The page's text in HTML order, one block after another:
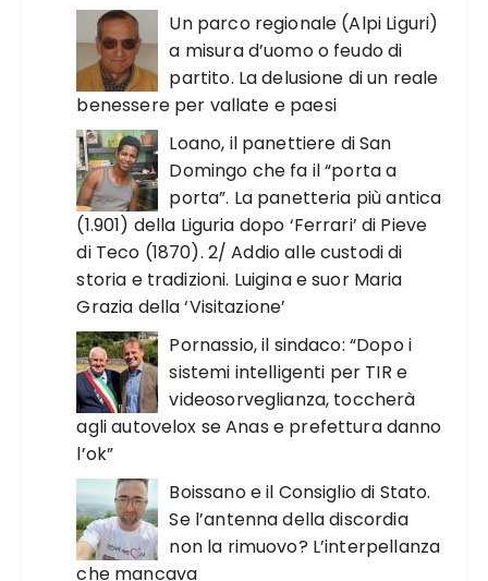
Un parco regionale (Alpi Liguri)
a misura d’uomo o feudo di
partito. La delusione di un reale
benessere per vallate e paesi
Loano, il panettiere di San
Domingo che fa il “porta a
porta”. La panetteria più antica
(1.901) della Liguria dopo ‘Ferrari’ di Pieve
di Teco (1870). 2/ Addio alle custodi di
storia e tradizioni. Luigina e suor Maria
Grazia della ‘Visitazione’
Pornassio, il sindaco: “Dopo i
sistemi intelligenti per TIR e
videosorveglianza, toccherà
agli autovelox se Anas e prefettura danno
l’ok”
Boissano e il Consiglio di Stato.
Se l’antenna della discordia
non la rimuovo? L’interpellanza
che mancava